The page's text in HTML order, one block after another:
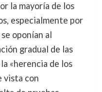
la mayoría de los
especialmente por
oponían al
gradual de las
«herencia de los
vista con